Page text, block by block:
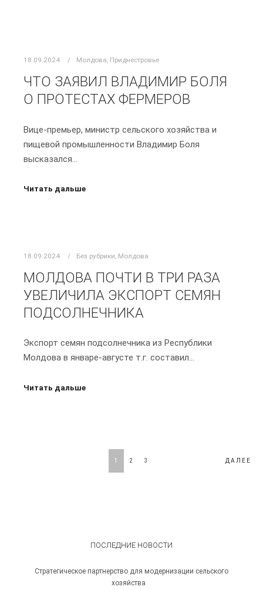
18.09.2024 Молдова, Приднестровье
ЧТО ЗАЯВИЛ ВЛАДИМИР БОЛЯ
О ПРОТЕСТАХ ФЕРМЕРОВ
Вице-премьер, министр сельского хозяйства и
пищевой промышленности Владимир Боля
высказался…
Читать дальше
18.09.2024 Без рубрики Молдова
МОЛДОВА ПОЧТИ В ТРИ РАЗА
УВЕЛИЧИЛА ЭКСПОРТ СЕМЯН
ПОДСОЛНЕЧНИКА
Экспорт семян подсолнечника из Республики
Молдова в январе-августе т.г. составил…
Читать дальше
ПАГИНАЦИЯ
ЗАПИСЕЙ
1 2 3 ДАЛЕЕ
ПОСЛЕДНИЕ НОВОСТИ
Стратегическое партнерство для модернизации сельского
хозяйства